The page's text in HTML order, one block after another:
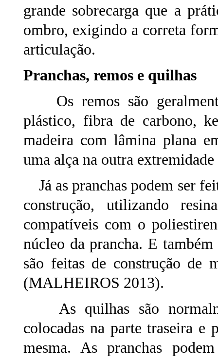
grande sobrecarga que a
ombro, exigindo a correta
articulação.
Pranchas, remos e quilhas
Os remos são
plástico, fibra de carbono,
madeira com lâmina plana
uma alça na outra
Já as pranchas podem ser
construção, utilizando
compatíveis com o
núcleo da prancha. E
são feitas de construção de
(MALHEIROS 2013).
As quilhas são
colocadas na parte traseira e
mesma. As pranchas